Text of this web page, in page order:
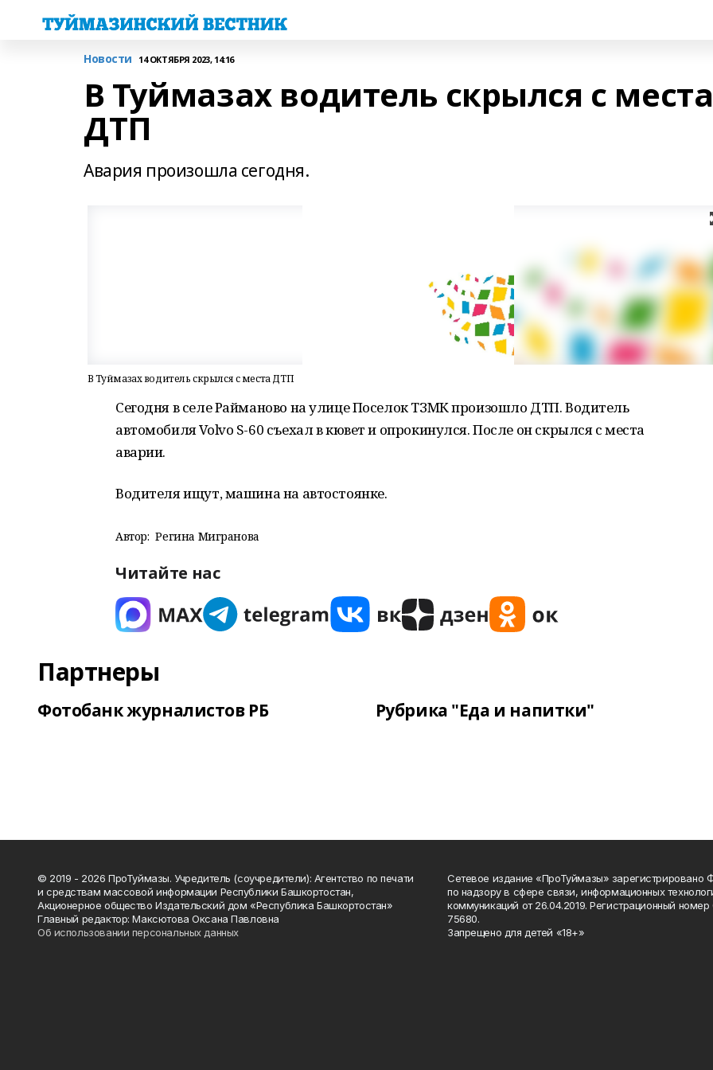
Новости 14 ОКТЯБРЯ 2023, 14:16
В Туймазах водитель скрылся с места
ДТП
Авария произошла сегодня.
В Туймазах водитель скрылся с места ДТП
Сегодня в селе Райманово на улице Поселок ТЗМК произошло ДТП. Водитель
автомобиля Volvo S-60 съехал в кювет и опрокинулся. После он скрылся с места
аварии.
Водителя ищут, машина на автостоянке.
Автор: Регина Мигранова
Читайте нас
Партнеры
Фотобанк журналистов РБ Рубрика "Еда и напитки"
© 2019 - 2026 ПроТуймазы. Учредитель (соучредители): Агентство по печати
и средствам массовой информации Республики Башкортостан,
Акционерное общество Издательский дом «Республика Башкортостан»
Главный редактор: Максютова Оксана Павловна
Об использовании персональных данных
Сетевое издание «ПроТуймазы» зарегистрировано
по надзору в сфере связи, информационных
коммуникаций от 26.04.2019. Регистрационный
75680.
Запрещено для детей «18+»